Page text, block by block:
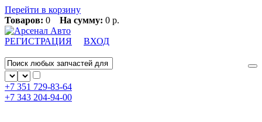
Перейти в корзину
Товаров: 0 На сумму: 0 р.
РЕГИСТРАЦИЯ ВХОД
+7 351 729-83-64
+7 343 204-94-00